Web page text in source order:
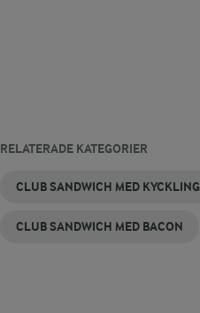
RELATERADE KATEGORIER
CLUB SANDWICH MED KYCKLING
CLUB SANDWICH MED BACON